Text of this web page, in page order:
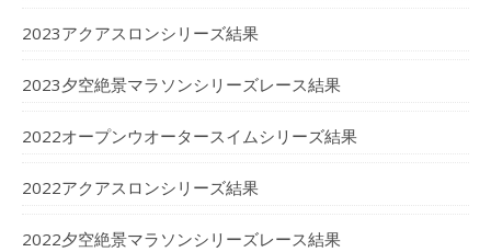
2023アクアスロンシリーズ結果
2023夕空絶景マラソンシリーズレース結果
2022オープンウオータースイムシリーズ結果
2022アクアスロンシリーズ結果
2022夕空絶景マラソンシリーズレース結果